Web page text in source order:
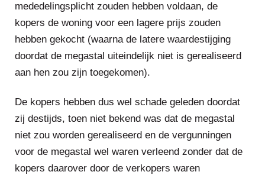
mededelingsplicht zouden hebben voldaan, de
kopers de woning voor een lagere prijs zouden
hebben gekocht (waarna de latere waardestijging
doordat de megastal uiteindelijk niet is gerealiseerd
aan hen zou zijn toegekomen).
De kopers hebben dus wel schade geleden doordat
zij destijds, toen niet bekend was dat de megastal
niet zou worden gerealiseerd en de vergunningen
voor de megastal wel waren verleend zonder dat de
kopers daarover door de verkopers waren